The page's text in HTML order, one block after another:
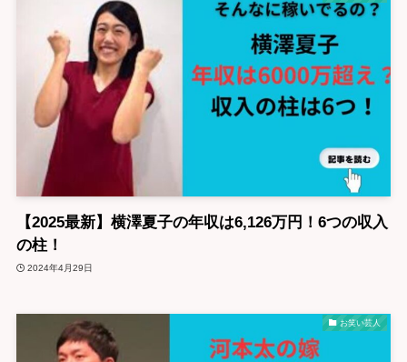
【2025最新】横澤夏子の年収は6,126万円！6つの収入
の柱！
2024年4月29日
お笑い芸人